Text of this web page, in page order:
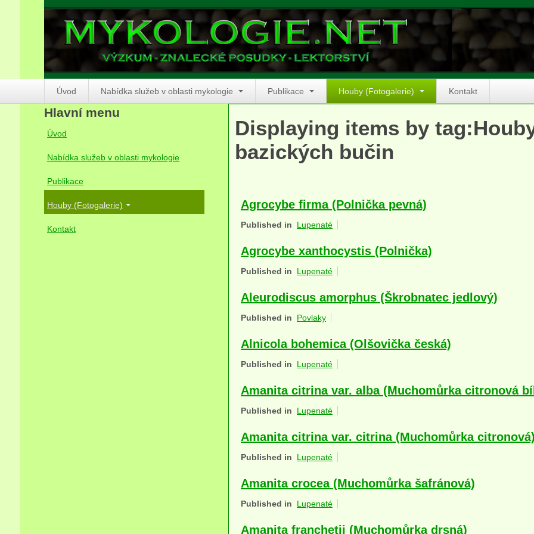
Úvod Nabídka služeb v oblasti mykologie Publikace Houby (Fotogalerie) Kontakt
Displaying items by
bazických bučin
Agrocybe firma (Polnička pevná)
Published in Lupenaté
Agrocybe xanthocystis (Polnička)
Published in Lupenaté
Aleurodiscus amorphus (Škrobnatec jedlový)
Published in Povlaky
Alnicola bohemica (Olšovička česká)
Published in Lupenaté
Amanita citrina var. alba (Muchomůrka citronová
Published in Lupenaté
Amanita citrina var. citrina (Muchomůrka citronová)
Published in Lupenaté
Amanita crocea (Muchomůrka šafránová)
Published in Lupenaté
Amanita franchetii (Muchomůrka drsná)
Hlavní menu
Úvod
Nabídka služeb v oblasti mykologie
Publikace
Houby (Fotogalerie)
Kontakt